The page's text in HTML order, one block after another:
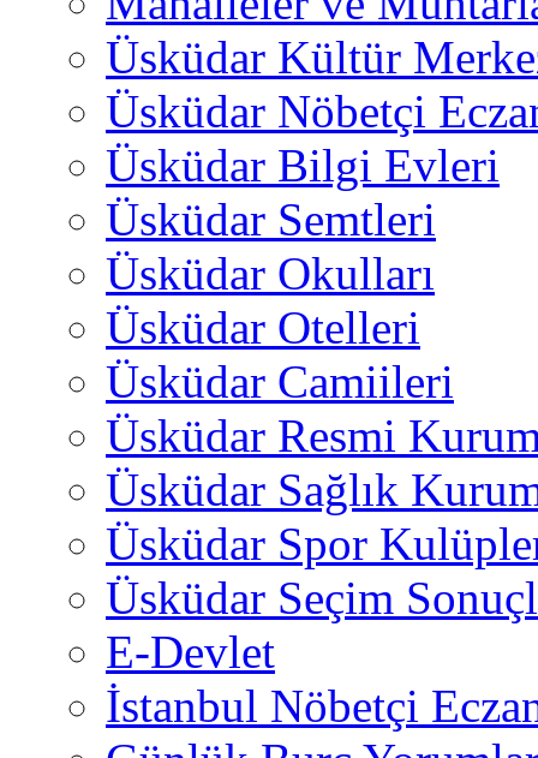
Üsküdar Kültür
Üsküdar Nöbetçi
Üsküdar Bilgi Evleri
Üsküdar Semtleri
Üsküdar Okulları
Üsküdar Otelleri
Üsküdar Camiileri
Üsküdar Resmi
Üsküdar Sağlık
Üsküdar Spor
Üsküdar Seçim
E-Devlet
İstanbul Nöbetçi